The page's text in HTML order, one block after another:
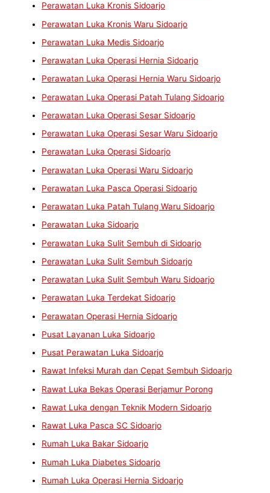
Perawatan Luka Kronis Sidoarjo
Perawatan Luka Kronis Waru Sidoarjo
Perawatan Luka Medis Sidoarjo
Perawatan Luka Operasi Hernia Sidoarjo
Perawatan Luka Operasi Hernia Waru Sidoarjo
Perawatan Luka Operasi Patah Tulang Sidoarjo
Perawatan Luka Operasi Sesar Sidoarjo
Perawatan Luka Operasi Sesar Waru Sidoarjo
Perawatan Luka Operasi Sidoarjo
Perawatan Luka Operasi Waru Sidoarjo
Perawatan Luka Pasca Operasi Sidoarjo
Perawatan Luka Patah Tulang Waru Sidoarjo
Perawatan Luka Sidoarjo
Perawatan Luka Sulit Sembuh di Sidoarjo
Perawatan Luka Sulit Sembuh Sidoarjo
Perawatan Luka Sulit Sembuh Waru Sidoarjo
Perawatan Luka Terdekat Sidoarjo
Perawatan Operasi Hernia Sidoarjo
Pusat Layanan Luka Sidoarjo
Pusat Perawatan Luka Sidoarjo
Rawat Infeksi Murah dan Cepat Sembuh Sidoarjo
Rawat Luka Bekas Operasi Berjamur Porong
Rawat Luka dengan Teknik Modern Sidoarjo
Rawat Luka Pasca SC Sidoarjo
Rumah Luka Bakar Sidoarjo
Rumah Luka Diabetes Sidoarjo
Rumah Luka Operasi Hernia Sidoarjo